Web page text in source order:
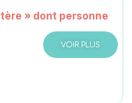
» dont personne
VOIR PLUS